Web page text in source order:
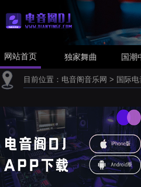
网站首页 独家舞曲 国潮
目前位置： 电音阁音乐网 > 国际